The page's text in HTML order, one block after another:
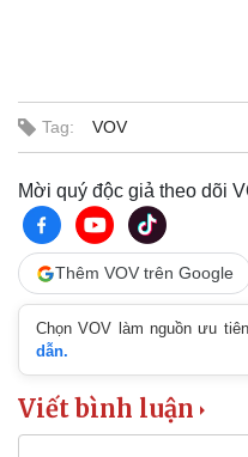
Bất động sản
Khởi nghiệp
Tag: VOV
Mời quý độc giả theo dõi
Thêm VOV trên Google
Chọn VOV làm nguồn ưu
dẫn.
Viết bình luận